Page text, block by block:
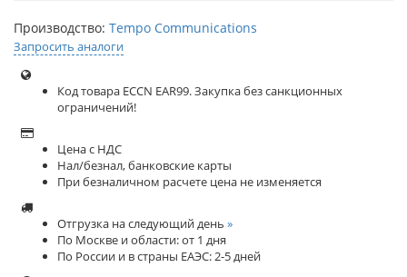
Производство: Tempo Communications
Запросить аналоги
Код товара ECCN EAR99. Закупка без санкционных
ограничений!
Цена с НДС
Нал/безнал, банковские карты
При безналичном расчете цена не изменяется
Отгрузка на следующий день »
По Москве и области: от 1 дня
По России и в страны ЕАЭС: 2-5 дней